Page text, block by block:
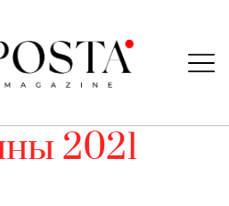
2021